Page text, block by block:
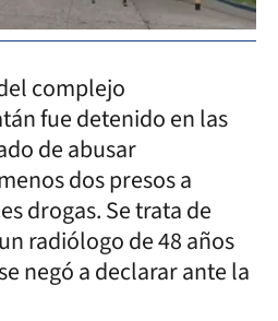
complejo
fue detenido en las
de abusar
dos presos a
drogas. Se trata de
radiólogo de 48 años
negó a declarar ante la